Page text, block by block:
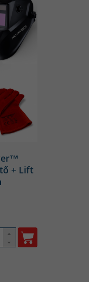
+ Lift